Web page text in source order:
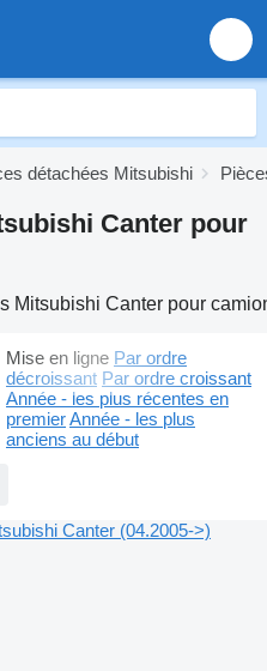
détachées Mitsubishi
Canter pour
Mitsubishi Canter pour
Mise en ligne Par ordre
décroissant Par ordre croissant
Année - les plus récentes en
premierAnnée - les plus
anciens au début